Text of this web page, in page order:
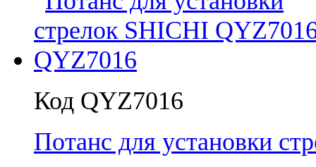
Код QYZ7016
Потанс для установки